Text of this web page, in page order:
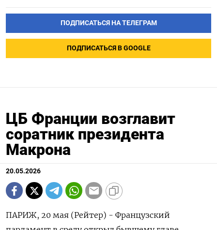
ПОДПИСАТЬСЯ НА ТЕЛЕГРАМ
ПОДПИСАТЬСЯ В GOOGLE
ЦБ Франции возглавит
соратник президента
Макрона
20.05.2026
ПАРИЖ, 20 мая (Рейтер) - Французский